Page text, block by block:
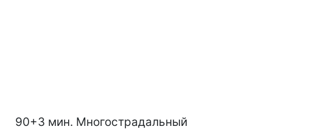
90+3 мин. Многострадальный